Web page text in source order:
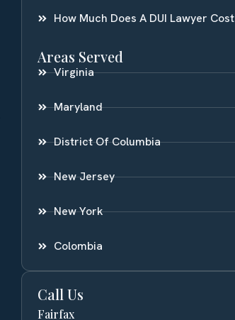
How Much Does A DUI Lawyer Cost
Areas Served
Virginia
Maryland
District Of Columbia
New Jersey
New York
Colombia
Call Us
Fairfax